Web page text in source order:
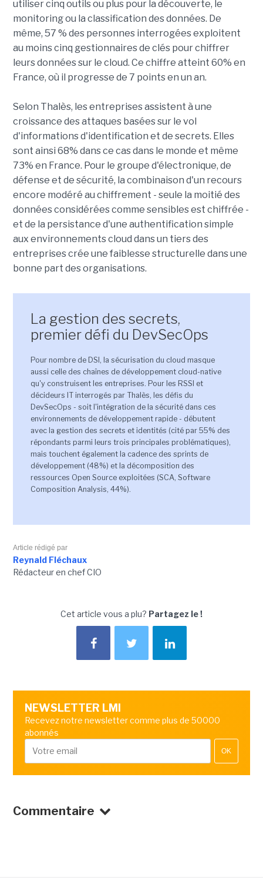
utiliser cinq outils ou plus pour la découverte, le
monitoring ou la classification des données. De
même, 57 % des personnes interrogées exploitent
au moins cinq gestionnaires de clés pour chiffrer
leurs données sur le cloud. Ce chiffre atteint 60% en
France, où il progresse de 7 points en un an.
Selon Thalès, les entreprises assistent à une
croissance des attaques basées sur le vol
d'informations d'identification et de secrets. Elles
sont ainsi 68% dans ce cas dans le monde et même
73% en France. Pour le groupe d'électronique, de
défense et de sécurité, la combinaison d'un recours
encore modéré au chiffrement - seule la moitié des
données considérées comme sensibles est chiffrée -
et de la persistance d'une authentification simple
aux environnements cloud dans un tiers des
entreprises crée une faiblesse structurelle dans une
bonne part des organisations.
La gestion des secrets,
premier défi du DevSecOps
Pour nombre de DSI, la sécurisation du cloud masque
aussi celle des chaînes de développement cloud-native
qu'y construisent les entreprises. Pour les RSSI et
décideurs IT interrogés par Thalès, les défis du
DevSecOps - soit l'intégration de la sécurité dans ces
environnements de développement rapide - débutent
avec la gestion des secrets et identités (cité par 55% des
répondants parmi leurs trois principales problématiques),
mais touchent également la cadence des sprints de
développement (48%) et la décomposition des
ressources Open Source exploitées (SCA, Software
Composition Analysis, 44%).
Article rédigé par
Reynald Fléchaux
Rédacteur en chef CIO
Cet article vous a plu? Partagez le !
NEWSLETTER LMI
Recevez notre newsletter comme plus de 50000
abonnés
OK
Commentaire